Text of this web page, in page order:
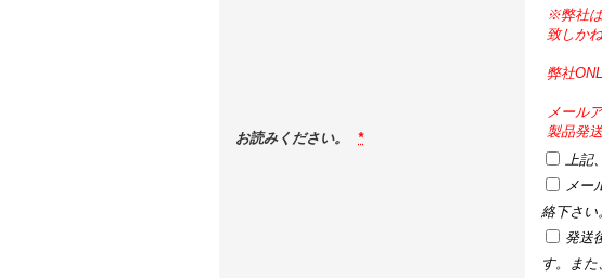
お読みください。 *
※弊社
致しか
弊社
メール
製品発
上記
メー
絡下さい
発送
す。また